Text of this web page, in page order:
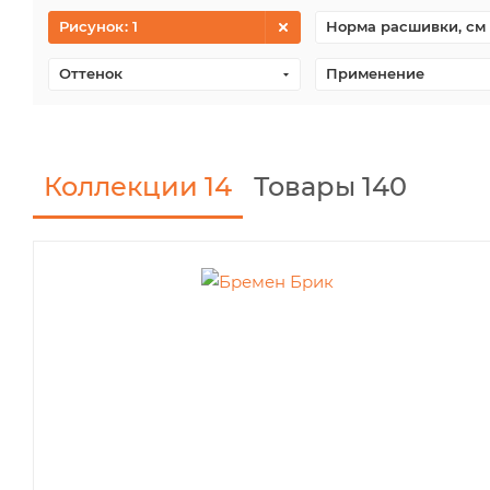
Рисунок: 1 Норма расшивки, см
Оттенок Применение
Коллекции 14 Товары 140